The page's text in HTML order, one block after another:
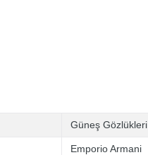
Güneş Gözlükleri
Emporio Armani